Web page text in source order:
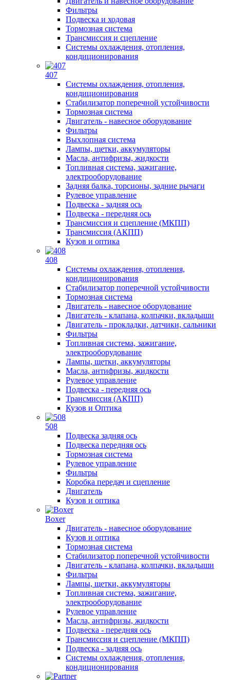
Фильтры
Подвеска и ходовая
Тормозная система
Трансмиссия и сцепление
Системы охлаждения, отопления,
кондиционирования
407
Системы охлаждения, отопления,
кондиционирования
Стабилизатор поперечной устойчивости
Тормозная система
Двигатель - навесное оборудование
Фильтры
Выхлопная система
Лампы, щетки, аккумуляторы
Масла, антифризы, жидкости
Топливная система, зажигание,
электрооборудование
Задняя балка, торсионы, задние рычаги
Рулевое управление
Подвеска - задняя ось
Подвеска - передняя ось
Трансмиссия и сцепление (МКПП)
Трансмиссия (АКПП)
Кузов и оптика
408
Системы охлаждения, отопления,
кондиционирования
Стабилизатор поперечной устойчивости
Тормозная система
Двигатель - навесное оборудование
Двигатель - клапана, колпачки, вкладыши
Двигатель - прокладки, датчики, сальники
Фильтры
Топливная система, зажигание,
электрооборудование
Лампы, щетки, аккумуляторы
Масла, антифризы, жидкости
Рулевое управление
Подвеска - передняя ось
Трансмиссия (АКПП)
Кузов и Оптика
508
Подвеска задняя ось
Подвеска передняя ось
Тормозная система
Рулевое управление
Фильтры
Коробка передач и сцепление
Двигатель
Кузов и оптика
Boxer
Двигатель - навесное оборудование
Кузов и оптика
Тормозная система
Стабилизатор поперечной устойчивости
Двигатель - клапана, колпачки, вкладыши
Фильтры
Лампы, щетки, аккумуляторы
Топливная система, зажигание,
электрооборудование
Рулевое управление
Масла, антифризы, жидкости
Подвеска - передняя ось
Трансмиссия и сцепление (МКПП)
Подвеска - задняя ось
Системы охлаждения, отопления,
кондиционирования